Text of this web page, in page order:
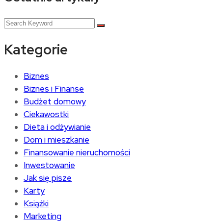
Kategorie
Biznes
Biznes i Finanse
Budżet domowy
Ciekawostki
Dieta i odżywianie
Dom i mieszkanie
Finansowanie nieruchomości
Inwestowanie
Jak się pisze
Karty
Książki
Marketing